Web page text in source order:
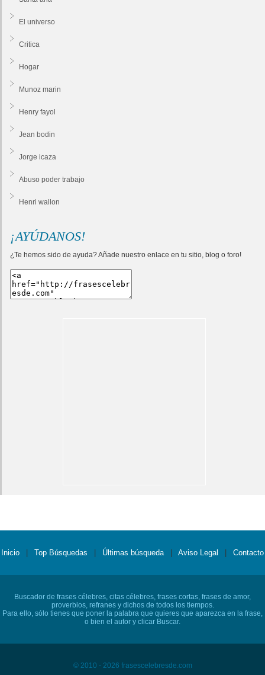
El universo
Critica
Hogar
Munoz marin
Henry fayol
Jean bodin
Jorge icaza
Abuso poder trabajo
Henri wallon
¡AYÚDANOS!
¿Te hemos sido de ayuda? Añade nuestro enlace en tu sitio, blog o foro!
Inicio Top Búsquedas Últimas búsqueda Aviso Legal Contacto
Buscador de frases célebres, citas célebres, frases cortas, frases de amor,
proverbios, refranes y dichos de todos los tiempos.
Para ello, sólo tienes que poner la palabra que quieres que aparezca en la frase,
o bien el autor y clicar Buscar.
© 2010 - 2026 frasescelebresde.com